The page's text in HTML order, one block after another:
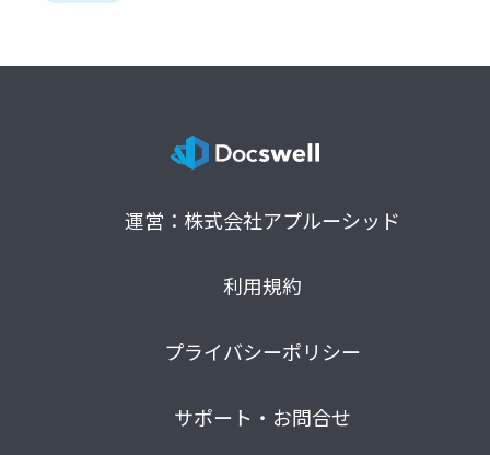
運営：株式会社アプルーシッド
利用規約
プライバシーポリシー
サポート・お問合せ